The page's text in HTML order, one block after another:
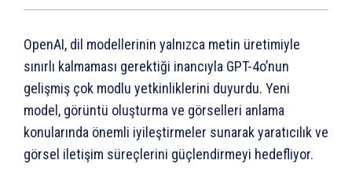
OpenAI, dil modellerinin yalnızca metin üretimiyle
sınırlı kalmaması gerektiği inancıyla GPT-4o’nun
gelişmiş çok modlu yetkinliklerini duyurdu. Yeni
model, görüntü oluşturma ve görselleri anlama
konularında önemli iyileştirmeler sunarak yaratıcılık ve
görsel iletişim süreçlerini güçlendirmeyi hedefliyor.